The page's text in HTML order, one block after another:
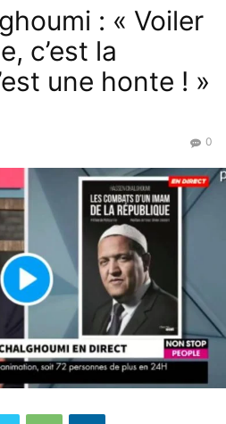
: « Voiler
c’est la
une honte ! »
0